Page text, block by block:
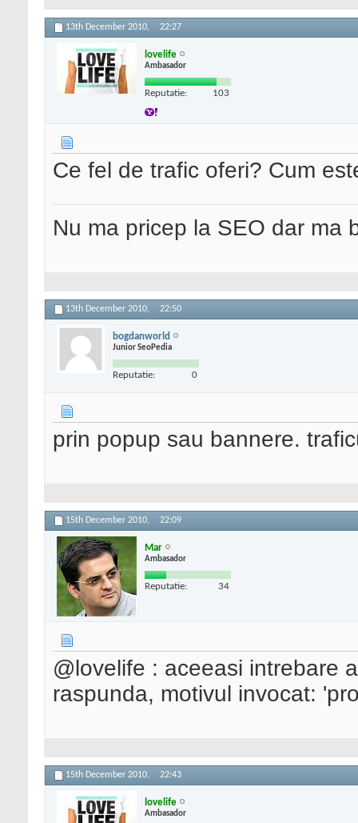
13th December 2010, 22:27
lovelife
Ambasador
Reputatie: 103
Ce fel de trafic oferi? Cum
Nu ma pricep la SEO dar ma
13th December 2010, 22:50
bogdanworld
Junior SeoPedia
Reputatie: 0
prin popup sau bannere.
15th December 2010, 22:09
Mar
Ambasador
Reputatie: 34
@lovelife : aceeasi intrebare
raspunda, motivul invocat:
15th December 2010, 22:43
lovelife
Ambasador